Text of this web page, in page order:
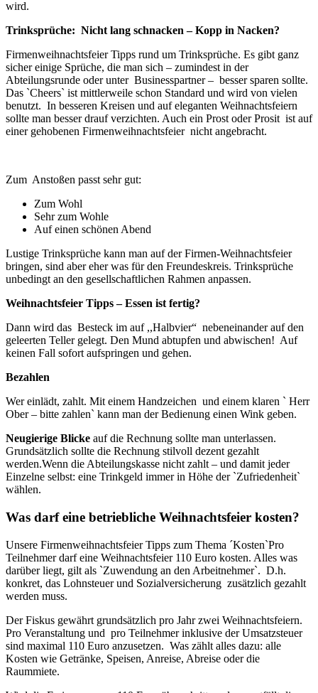
wird.
Trinksprüche: Nicht lang schnacken – Kopp in Nacken?
Firmenweihnachtsfeier Tipps rund um Trinksprüche. Es gibt ganz
sicher einige Sprüche, die man sich – zumindest in der
Abteilungsrunde oder unter Businesspartner – besser sparen sollte.
Das `Cheers` ist mittlerweile schon Standard und wird von vielen
benutzt. In besseren Kreisen und auf eleganten Weihnachtsfeiern
sollte man besser drauf verzichten. Auch ein Prost oder Prosit ist auf
einer gehobenen Firmenweihnachtsfeier nicht angebracht.
Zum Anstoßen passt sehr gut:
Zum Wohl
Sehr zum Wohle
Auf einen schönen Abend
Lustige Trinksprüche kann man auf der Firmen-Weihnachtsfeier
bringen, sind aber eher was für den Freundeskreis. Trinksprüche
unbedingt an den gesellschaftlichen Rahmen anpassen.
Weihnachtsfeier Tipps – Essen ist fertig?
Dann wird das Besteck im auf ,,Halbvier“ nebeneinander auf den
geleerten Teller gelegt. Den Mund abtupfen und abwischen! Auf
keinen Fall sofort aufspringen und gehen.
Bezahlen
Wer einlädt, zahlt. Mit einem Handzeichen und einem klaren ` Herr
Ober – bitte zahlen` kann man der Bedienung einen Wink geben.
Neugierige Blicke auf die Rechnung sollte man unterlassen.
Grundsätzlich sollte die Rechnung stilvoll dezent gezahlt
werden.Wenn die Abteilungskasse nicht zahlt – und damit jeder
Einzelne selbst: eine Trinkgeld immer in Höhe der `Zufriedenheit`
wählen.
Was darf eine betriebliche Weihnachtsfeier kosten?
Unsere Firmenweihnachtsfeier Tipps zum Thema ´Kosten`Pro
Teilnehmer darf eine Weihnachtsfeier 110 Euro kosten. Alles was
darüber liegt, gilt als `Zuwendung an den Arbeitnehmer`. D.h.
konkret, das Lohnsteuer und Sozialversicherung zusätzlich gezahlt
werden muss.
Der Fiskus gewährt grundsätzlich pro Jahr zwei Weihnachtsfeiern.
Pro Veranstaltung und pro Teilnehmer inklusive der Umsatzsteuer
sind maximal 110 Euro anzusetzen. Was zählt alles dazu: alle
Kosten wie Getränke, Speisen, Anreise, Abreise oder die
Raummiete.